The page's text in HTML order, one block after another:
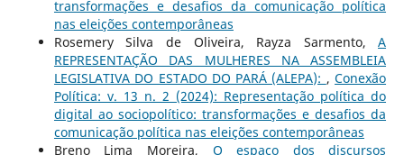
transformações e desafios da comunicação política
nas eleições contemporâneas
Rosemery Silva de Oliveira, Rayza Sarmento,A
REPRESENTAÇÃO DAS MULHERES NA ASSEMBLEIA
LEGISLATIVA DO ESTADO DO PARÁ (ALEPA): ,Conexão
Política: v. 13 n. 2 (2024): Representação política do
digital ao sociopolítico: transformações e desafios da
comunicação política nas eleições contemporâneas
Breno Lima Moreira, O espaço dos discursos